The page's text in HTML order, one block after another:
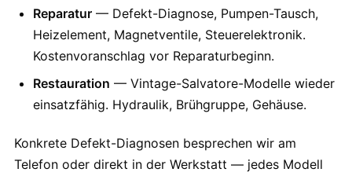
Reparatur — Defekt-Diagnose, Pumpen-Tausch,
Heizelement, Magnetventile, Steuerelektronik.
Kostenvoranschlag vor Reparaturbeginn.
Restauration — Vintage-Salvatore-Modelle wieder
einsatzfähig. Hydraulik, Brühgruppe, Gehäuse.
Konkrete Defekt-Diagnosen besprechen wir am
Telefon oder direkt in der Werkstatt — jedes Modell